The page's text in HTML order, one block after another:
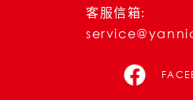
客服信箱: